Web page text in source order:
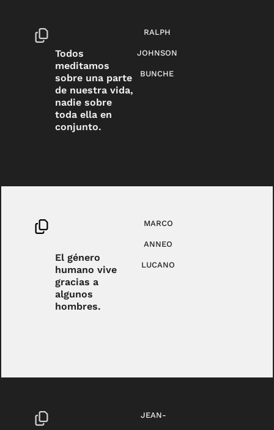
Todos
meditamos
sobre una parte
de nuestra vida,
nadie sobre
toda ella en
conjunto.
RALPH
JOHNSON
BUNCHE
El género
humano vive
gracias a
algunos
hombres.
MARCO
ANNEO
LUCANO
JEAN-